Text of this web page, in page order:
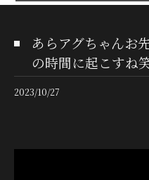
あらアグちゃんお
の時間に起こすね
2023/10/27